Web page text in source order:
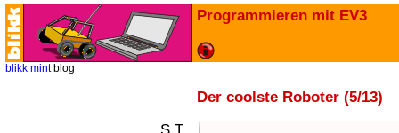
Programmieren mit EV3
blikk mint blog
Der coolste Roboter (5/13)
S T